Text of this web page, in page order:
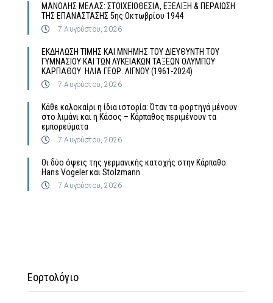
MΑΝΟΛΗΣ ΜΕΛΑΣ: ΣΤΟΙΧΕΙΟΘΕΣΙΑ, ΕΞΕΛΙΞΗ & ΠΕΡΑΙΩΣΗ
ΤΗΣ ΕΠΑΝΑΣΤΑΣΗΣ 5ης Οκτωβρίου 1944
7 Αυγούστου, 2026
ΕΚΔΗΛΩΣΗ ΤΙΜΗΣ ΚΑΙ ΜΝΗΜΗΣ ΤΟΥ ΔΙΕΥΘΥΝΤΗ ΤΟΥ
ΓΥΜΝΑΣΙΟΥ ΚΑΙ ΤΩΝ ΛΥΚΕΙΑΚΩΝ ΤΑΞΕΩΝ ΟΛΥΜΠΟΥ
ΚΑΡΠΑΘΟΥ ΗΛΙΑ ΓΕΩΡ. ΛΙΓΝΟΥ (1961-2024)
7 Αυγούστου, 2026
Κάθε καλοκαίρι η ίδια ιστορία: Όταν τα φορτηγά μένουν
στο λιμάνι και η Κάσος – Κάρπαθος περιμένουν τα
εμπορεύματα
7 Αυγούστου, 2026
Οι δύο όψεις της γερμανικής κατοχής στην Κάρπαθο:
Hans Vogeler και Stolzmann
7 Αυγούστου, 2026
Εορτολόγιο